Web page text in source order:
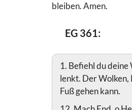
bleiben. Amen.
EG 361:
1. Befiehl du
lenkt. Der Wolken,
Fuß gehen kann.